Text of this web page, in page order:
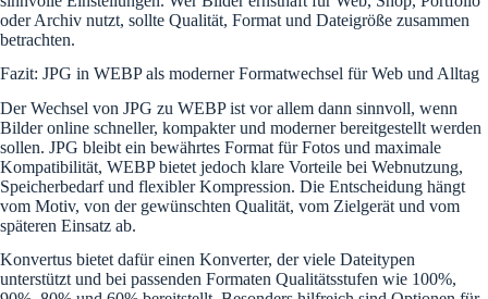
oder Archiv nutzt, sollte Qualität, Format und Dateigröße zusammen
betrachten.
Fazit: JPG in WEBP als moderner Formatwechsel für Web und Alltag
Der Wechsel von JPG zu WEBP ist vor allem dann sinnvoll, wenn
Bilder online schneller, kompakter und moderner bereitgestellt werden
sollen. JPG bleibt ein bewährtes Format für Fotos und maximale
Kompatibilität, WEBP bietet jedoch klare Vorteile bei Webnutzung,
Speicherbedarf und flexibler Kompression. Die Entscheidung hängt
vom Motiv, von der gewünschten Qualität, vom Zielgerät und vom
späteren Einsatz ab.
Konvertus bietet dafür einen Konverter, der viele Dateitypen
unterstützt und bei passenden Formaten Qualitätsstufen wie 100%,